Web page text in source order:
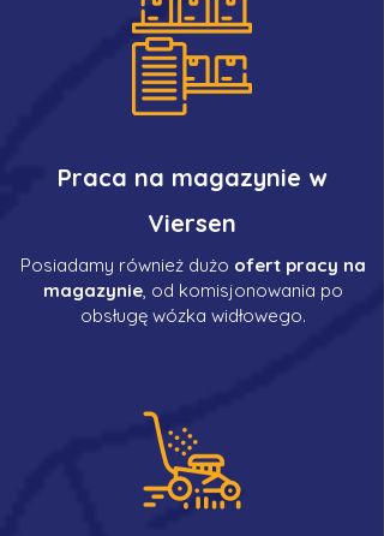
Praca na magazynie w
Viersen
Posiadamy również dużo ofert pracy na
magazynie, od komisjonowania po
obsługę wózka widłowego.